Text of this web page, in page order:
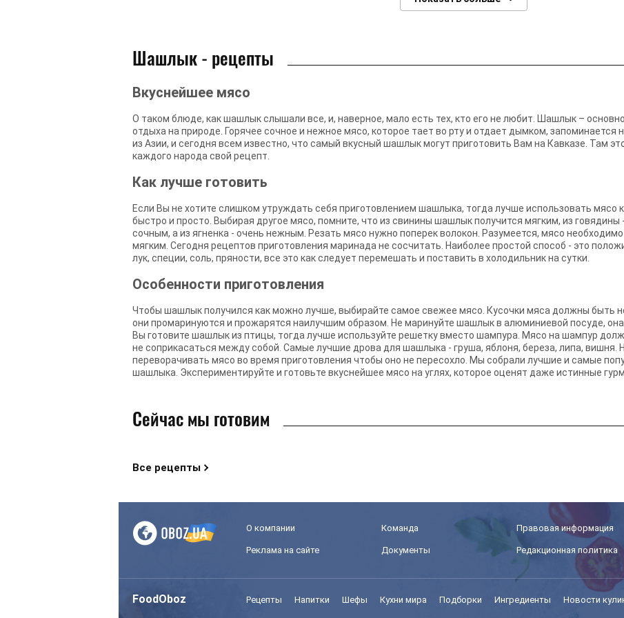
Шашлык - рецепты
Вкуснейшее мясо
О таком блюде, как шашлык слышали все, и, наверное, мало есть тех, кто его не любит. Шашлык –
отдыха на природе. Горячее сочное и нежное мясо, которое тает во рту и отдает дымком,
из Азии, и сегодня всем известно, что самый вкусный шашлык могут приготовить Вам на Кавказе. Там
каждого народа свой рецепт.
Как лучше готовить
Если Вы не хотите слишком утруждать себя приготовлением шашлыка, тогда лучше использовать мясо
быстро и просто. Выбирая другое мясо, помните, что из свинины шашлык получится мягким, из
сочным, а из ягненка - очень нежным. Резать мясо нужно поперек волокон. Разумеется, мясо
мягким. Сегодня рецептов приготовления маринада не сосчитать. Наиболее простой способ - это
лук, специи, соль, пряности, все это как следует перемешать и поставить в холодильник на сутки.
Особенности приготовления
Чтобы шашлык получился как можно лучше, выбирайте самое свежее мясо. Кусочки мяса должны быть
они промаринуются и прожарятся наилучшим образом. Не маринуйте шашлык в алюминиевой посуде,
Вы готовите шашлык из птицы, тогда лучше используйте решетку вместо шампура. Мясо на шампур
не соприкасаться между собой. Самые лучшие дрова для шашлыка - груша, яблоня, береза, липа, вишня.
переворачивать мясо во время приготовления чтобы оно не пересохло. Мы собрали лучшие и самые
шашлыка. Экспериментируйте и готовьте вкуснейшее мясо на углях, которое оценят даже истинные
Сейчас мы готовим
Все рецепты
О компании Команда Правовая информация
Реклама на сайте Документы Редакционная политика
FoodOboz Рецепты Напитки Шефы Кухни мира Подборки Ингредиенты Новости